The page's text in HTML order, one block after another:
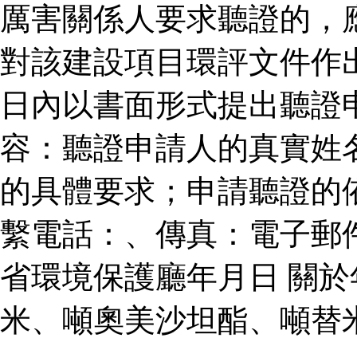
厲害關係人要求聽證的
對該建設項目環評文件作
日內以書面形式提出聽
容：聽證申請人的真實姓
的具體要求；申請聽證
繫電話：、傳真：電子郵
省環境保護廳年月日 關
米、噸奧美沙坦酯、噸替